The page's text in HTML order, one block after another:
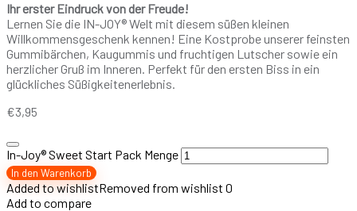
Ihr erster Eindruck von der Freude!
Lernen Sie die IN-JOY® Welt mit diesem süßen kleinen
Willkommensgeschenk kennen! Eine Kostprobe unserer feinsten
Gummibärchen, Kaugummis und fruchtigen Lutscher sowie ein
herzlicher Gruß im Inneren. Perfekt für den ersten Biss in ein
glückliches Süßigkeitenerlebnis.
€3,95
In-Joy® Sweet Start Pack Menge
In den Warenkorb
Added to wishlistRemoved from wishlist 0
Add to compare